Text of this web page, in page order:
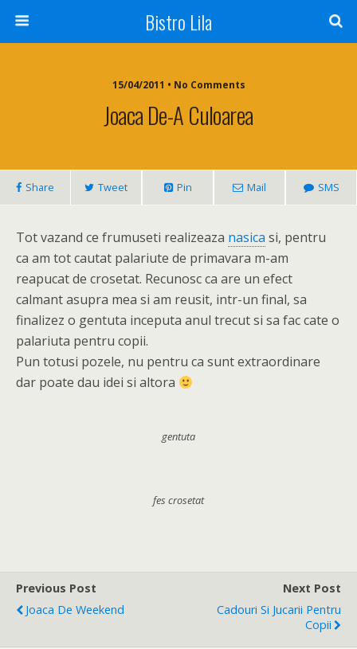
Bistro Lila
15/04/2011 • No Comments
Joaca De-A Culoarea
Share Tweet Pin Mail SMS
Tot vazand ce frumuseti realizeaza nasica si, pentru
ca am tot cautat palariute de primavara m-am
reapucat de crosetat. Recunosc ca are un efect
calmant asupra mea si am reusit, intr-un final, sa
finalizez o gentuta inceputa anul trecut si sa fac cate o
palariuta pentru copii.
Pun totusi pozele, nu pentru ca sunt extraordinare
dar poate dau idei si altora
gentuta
fes crosetat
Previous Post
Joaca De Weekend
Next Post
Cadouri Si Jucarii Pentru
Copii